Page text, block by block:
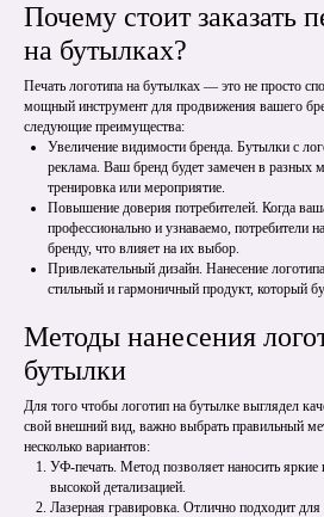
Почему стоит заказать
на бутылках?
Печать логотипа на бутылках — это не просто
мощный инструмент для продвижения вашего
следующие преимущества:
Увеличение видимости бренда. Бутылки с
реклама. Ваш бренд будет замечен в разных
тренировка или мероприятие.
Повышение доверия потребителей. Когда
профессионально и узнаваемо, потребители
бренду, что влияет на их выбор.
Привлекательный дизайн. Нанесение
стильный и гармоничный продукт, который
Методы нанесения
бутылки
Для того чтобы логотип на бутылке выглядел
свой внешний вид, важно выбрать правильный
несколько вариантов:
УФ-печать. Метод позволяет наносить яркие
высокой детализацией.
Лазерная гравировка. Отлично подходит